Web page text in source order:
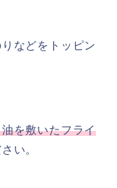
などをトッピン
を敷いたフライ
い。